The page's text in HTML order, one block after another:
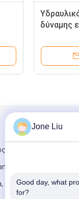
δύναμης
όροφος,
αριθ. 6
Jone Liu
Good day, what
for?